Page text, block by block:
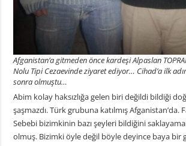
Afganistan’a gitmeden önce kardeşi Alpaslan
Nolu Tipi Cezaevinde ziyaret ediyor… Cihad’a ilk
sonra olmuştu…
Abim kolay haksızlığa gelen biri değildi bildiği
şaşmazdı. Türk grubuna katılmış Afganistan’da.
Sebebi bizimkinin bazı şeyleri bildiğini
olmuş. Bizimki öyle değil böyle deyince baya bir